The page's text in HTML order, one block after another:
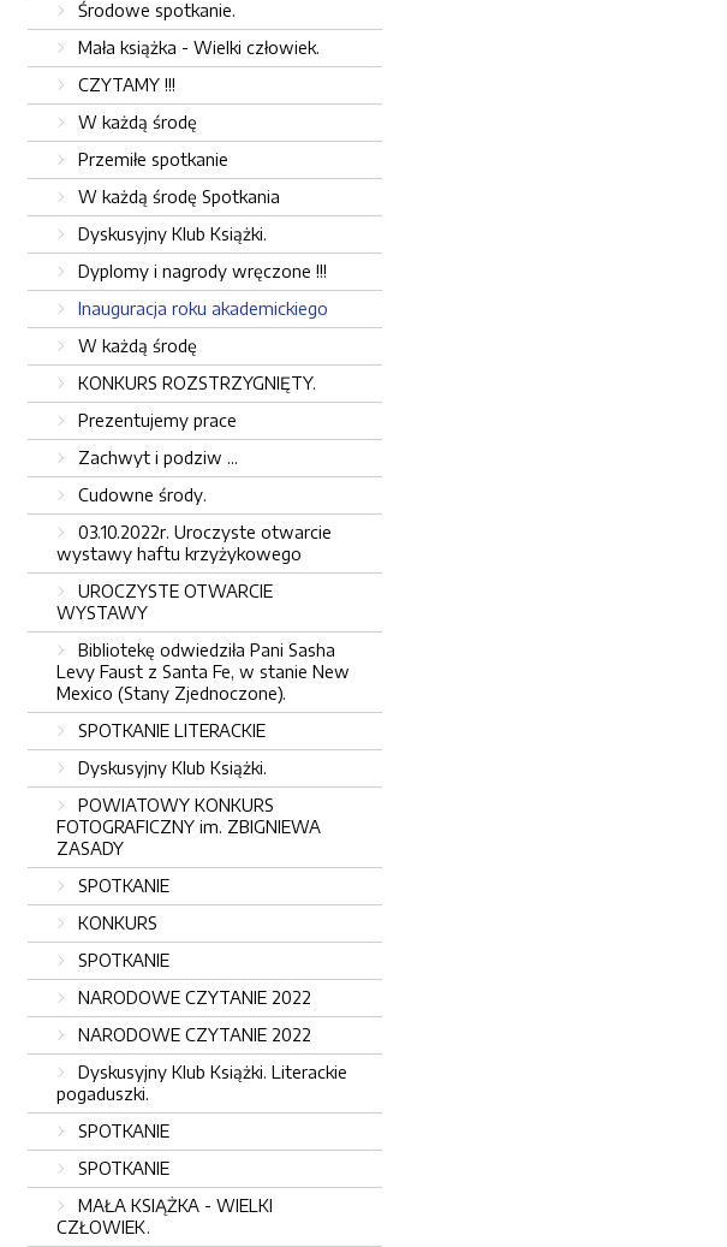
Środowe spotkanie.
Mała książka - Wielki człowiek.
CZYTAMY !!!
W każdą środę
Przemiłe spotkanie
W każdą środę Spotkania
Dyskusyjny Klub Książki.
Dyplomy i nagrody wręczone !!!
Inauguracja roku akademickiego
W każdą środę
KONKURS ROZSTRZYGNIĘTY.
Prezentujemy prace
Zachwyt i podziw ...
Cudowne środy.
03.10.2022r. Uroczyste otwarcie
wystawy haftu krzyżykowego
UROCZYSTE OTWARCIE
WYSTAWY
Bibliotekę odwiedziła Pani Sasha
Levy Faust z Santa Fe, w stanie New
Mexico (Stany Zjednoczone).
SPOTKANIE LITERACKIE
Dyskusyjny Klub Książki.
POWIATOWY KONKURS
FOTOGRAFICZNY im. ZBIGNIEWA
ZASADY
SPOTKANIE
KONKURS
SPOTKANIE
NARODOWE CZYTANIE 2022
NARODOWE CZYTANIE 2022
Dyskusyjny Klub Książki. Literackie
pogaduszki.
SPOTKANIE
SPOTKANIE
MAŁA KSIĄŻKA - WIELKI
CZŁOWIEK.